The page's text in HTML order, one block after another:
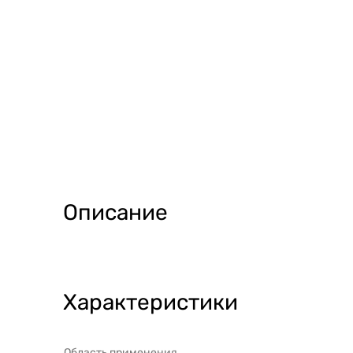
Описание
Характеристики